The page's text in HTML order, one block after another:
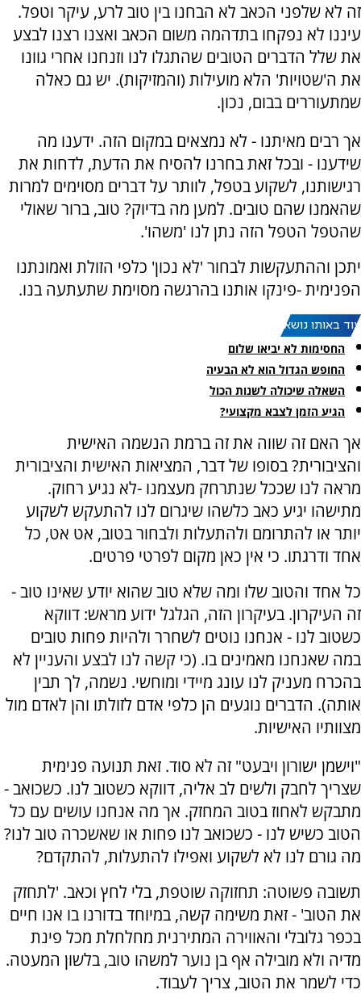
זה לא שלפני הכאב לא הבחנו בין טוב לרע, עיקר וטפל.
עיננו לא נפקחו בתדהמה משום הכאב ואצנו רצנו לבצע
את שלל הדברים הטובים שהתגלו לנו וזנחנו אחרי גוונו
את ה'שטויות' הלא מועילות (והמזיקות). יש גם כאלה
שמתעוררים בבום, נכון.
אך רבים מאיתנו - לא נמצאים במקום הזה. ידענו מה
שידענו - ובכל זאת בחרנו להסיח את הדעת, לדחות את
רגישותנו, לשקוע בטפל, לוותר על דברים מסוימים למרות
שהאמנו שהם טובים. למען מה בדיוק? טוב, ברור שאולי
שהטפל הטפל הזה נתן לנו 'משהו'.
יתכן וההתעקשות לבחור 'לא נכון' כלפי הזולת ואמונתנו
הפנימית -פינקו אותנו בהרגשה מסוימת שתעתעה בנו.
עוד באותו נושא:
החסימות לא יביאו שלום
החופש הגדול הוא לא הבעיה
השאלה שיכולה לשנות הכול
הגיע הזמן לצבא מקצועי?
אך האם זה שווה את זה ברמת הנשמה האישית
והציבורית? בסופו של דבר, המציאות האישית והציבורית
מראה לנו שככל שנתרחק מעצמנו -לא נגיע רחוק.
מתישהו יגיע כאב כלשהו שיגרום לנו להתעקש לשקוע
יותר או להתרומם ולהתעלות ולבחור בטוב, אט אט, כל
אחד ודרגתו. כי אין כאן מקום לפרטי פרטים.
כל אחד והטוב שלו ומה שלא טוב שהוא יודע שאינו טוב -
זה העיקרון. בעיקרון הזה, הגלגל ידוע מראש: דווקא
כשטוב לנו - אנחנו נוטים לשחרר ולהיות פחות טובים
במה שאנחנו מאמינים בו. (כי קשה לנו לבצע והעניין לא
בהכרח מעניק לנו עונג מיידי ומוחשי. נשמה, לך תבין
אותה). הדברים נוגעים הן כלפי אדם לזולתו והן לאדם מול
מצוותיו האישיות.
"וישמן ישורון ויבעט" זה לא סוד. זאת תנועה פנימית
שצריך לחבק ולשים לב אליה, דווקא כשטוב לנו. כשכואב -
מתבקש לאחוז בטוב המחזק. אך מה אנחנו עושים עם כל
הטוב כשיש לנו - כשכואב לנו פחות או שאשכרה טוב לנו?
מה גורם לנו לא לשקוע ואפילו להתעלות, להתקדם?
תשובה פשוטה: תחזוקה שוטפת, בלי לחץ וכאב. 'לתחזק
את הטוב' - זאת משימה קשה, במיוחד בדורנו בו אנו חיים
בכפר גלובלי והאווירה המתירנית מחלחלת מכל פינת
מדיה ולא מובילה אף בן נוער למשהו טוב, בלשון המעטה.
כדי לשמר את הטוב, צריך לעבוד.